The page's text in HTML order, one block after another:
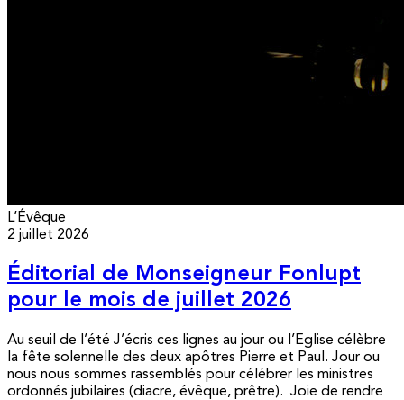
L’Évêque
2 juillet 2026
Éditorial de Monseigneur Fonlupt
pour le mois de juillet 2026
Au seuil de l’été J’écris ces lignes au jour ou l’Eglise célèbre
la fête solennelle des deux apôtres Pierre et Paul. Jour ou
nous nous sommes rassemblés pour célébrer les ministres
ordonnés jubilaires (diacre, évêque, prêtre). Joie de rendre